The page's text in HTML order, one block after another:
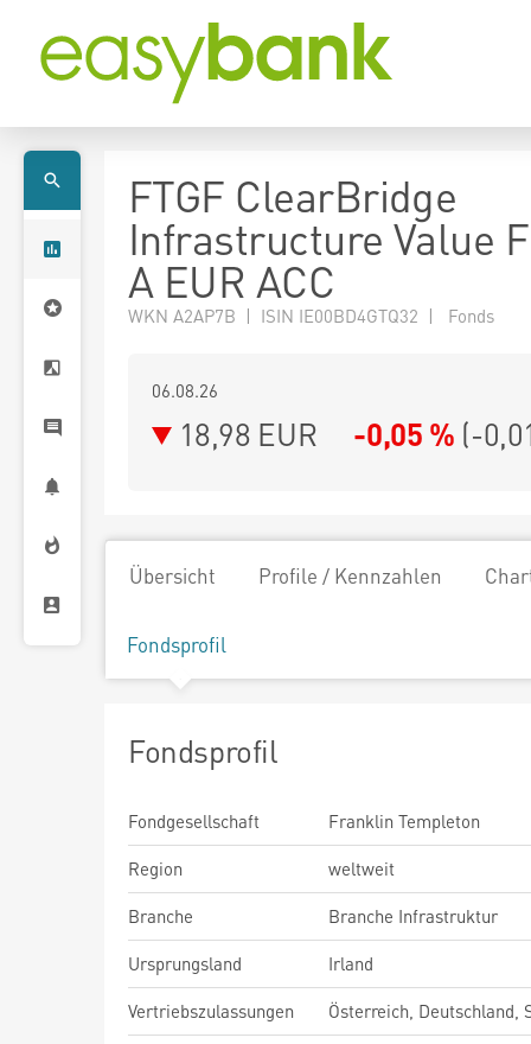
FTGF ClearBridge
Infrastructure Value
A EUR ACC
WKN A2AP7B | ISIN IE00BD4GTQ32 | Fonds
06.08.26
18,98 EUR -0,05 % (-
Übersicht Profile / Kennzahlen
Fondsprofil
Fondsprofil
Fondgesellschaft
Franklin Templeton
Region
weltweit
Branche
Branche Infrastruktur
Ursprungsland
Irland
Vertriebszulassungen
Österreich, Deutschland,